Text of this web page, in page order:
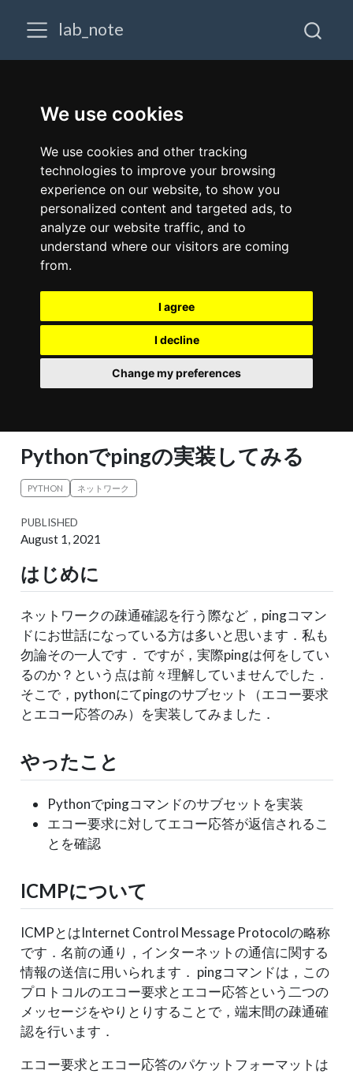
We use cookies
We use cookies and other tracking
technologies to improve your browsing
experience on our website, to show you
personalized content and targeted ads, to
analyze our website traffic, and to
understand where our visitors are coming
from.
I agree
I decline
Change my preferences
lab_note
Pythonでpingの実装してみる
PYTHON ネットワーク
PUBLISHED
August 1, 2021
はじめに
ネットワークの疎通確認を行う際など，pingコマン
ドにお世話になっている方は多いと思います．私も
勿論その一人です． ですが，実際pingは何をしてい
るのか？という点は前々理解していませんでした．
そこで，pythonにてpingのサブセット（エコー要求
とエコー応答のみ）を実装してみました．
やったこと
Pythonでpingコマンドのサブセットを実装
エコー要求に対してエコー応答が返信されるこ
とを確認
ICMPについて
ICMPとはInternet Control Message Protocolの略称
です．名前の通り，インターネットの通信に関する
情報の送信に用いられます． pingコマンドは，この
プロトコルのエコー要求とエコー応答という二つの
メッセージをやりとりすることで，端末間の疎通確
認を行います．
エコー要求とエコー応答のパケットフォーマットは